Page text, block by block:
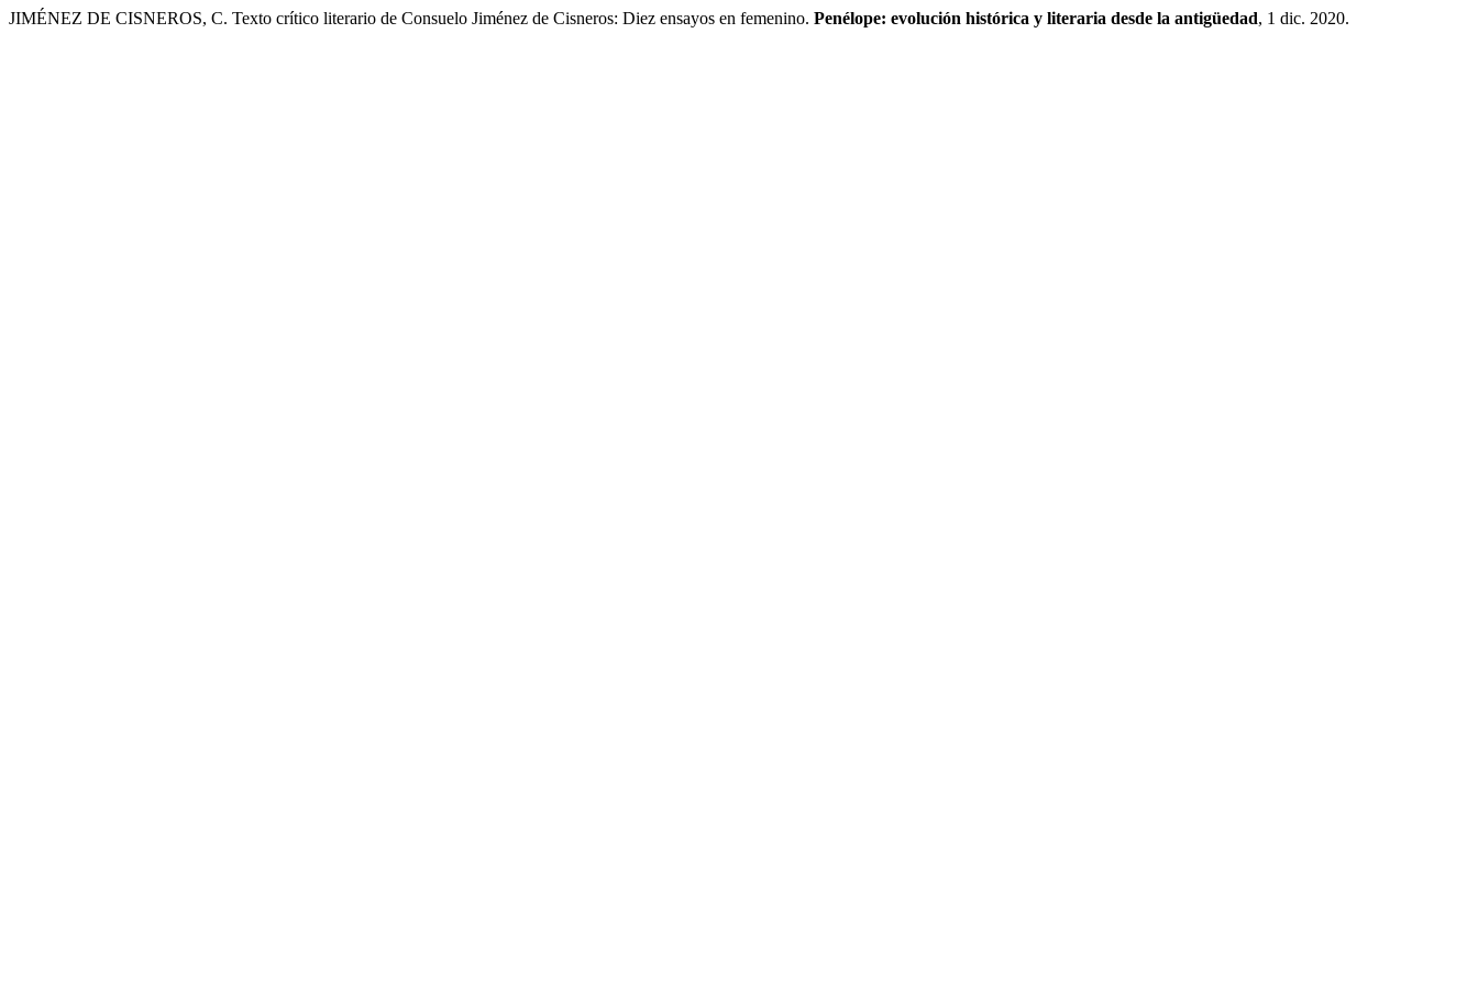
JIMÉNEZ DE CISNEROS, C. Texto crítico literario de Consuelo Jiménez de Cisneros: Diez ensayos en femenino. Penélope: evolución histórica y literaria desde la antigüedad, 1 dic. 2020.